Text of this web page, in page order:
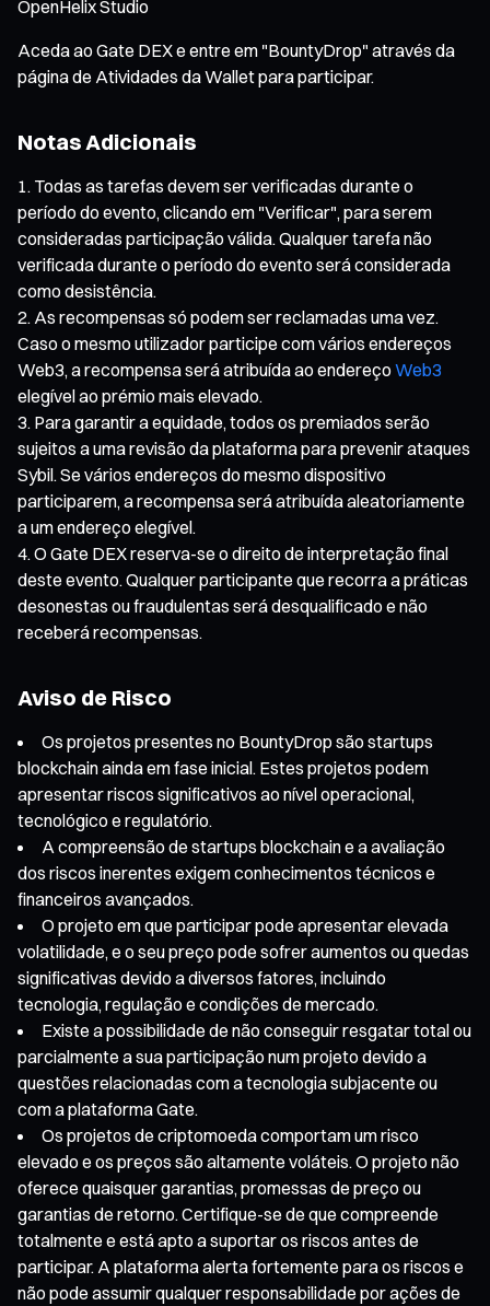
OpenHelix Studio
Aceda ao Gate DEX e entre em "BountyDrop" através da
página de Atividades da Wallet para participar.
Notas Adicionais
Todas as tarefas devem ser verificadas durante o
período do evento, clicando em "Verificar", para serem
consideradas participação válida. Qualquer tarefa não
verificada durante o período do evento será considerada
como desistência.
As recompensas só podem ser reclamadas uma vez.
Caso o mesmo utilizador participe com vários endereços
Web3, a recompensa será atribuída ao endereçoWeb3
elegível ao prémio mais elevado.
Para garantir a equidade, todos os premiados serão
sujeitos a uma revisão da plataforma para prevenir ataques
Sybil. Se vários endereços do mesmo dispositivo
participarem, a recompensa será atribuída aleatoriamente
a um endereço elegível.
O Gate DEX reserva-se o direito de interpretação final
deste evento. Qualquer participante que recorra a práticas
desonestas ou fraudulentas será desqualificado e não
receberá recompensas.
Aviso de Risco
Os projetos presentes no BountyDrop são startups
blockchain ainda em fase inicial. Estes projetos podem
apresentar riscos significativos ao nível operacional,
tecnológico e regulatório.
A compreensão de startups blockchain e a avaliação
dos riscos inerentes exigem conhecimentos técnicos e
financeiros avançados.
O projeto em que participar pode apresentar elevada
volatilidade, e o seu preço pode sofrer aumentos ou quedas
significativas devido a diversos fatores, incluindo
tecnologia, regulação e condições de mercado.
Existe a possibilidade de não conseguir resgatar total ou
parcialmente a sua participação num projeto devido a
questões relacionadas com a tecnologia subjacente ou
com a plataforma Gate.
Os projetos de criptomoeda comportam um risco
elevado e os preços são altamente voláteis. O projeto não
oferece quaisquer garantias, promessas de preço ou
garantias de retorno. Certifique-se de que compreende
totalmente e está apto a suportar os riscos antes de
participar. A plataforma alerta fortemente para os riscos e
não pode assumir qualquer responsabilidade por ações de